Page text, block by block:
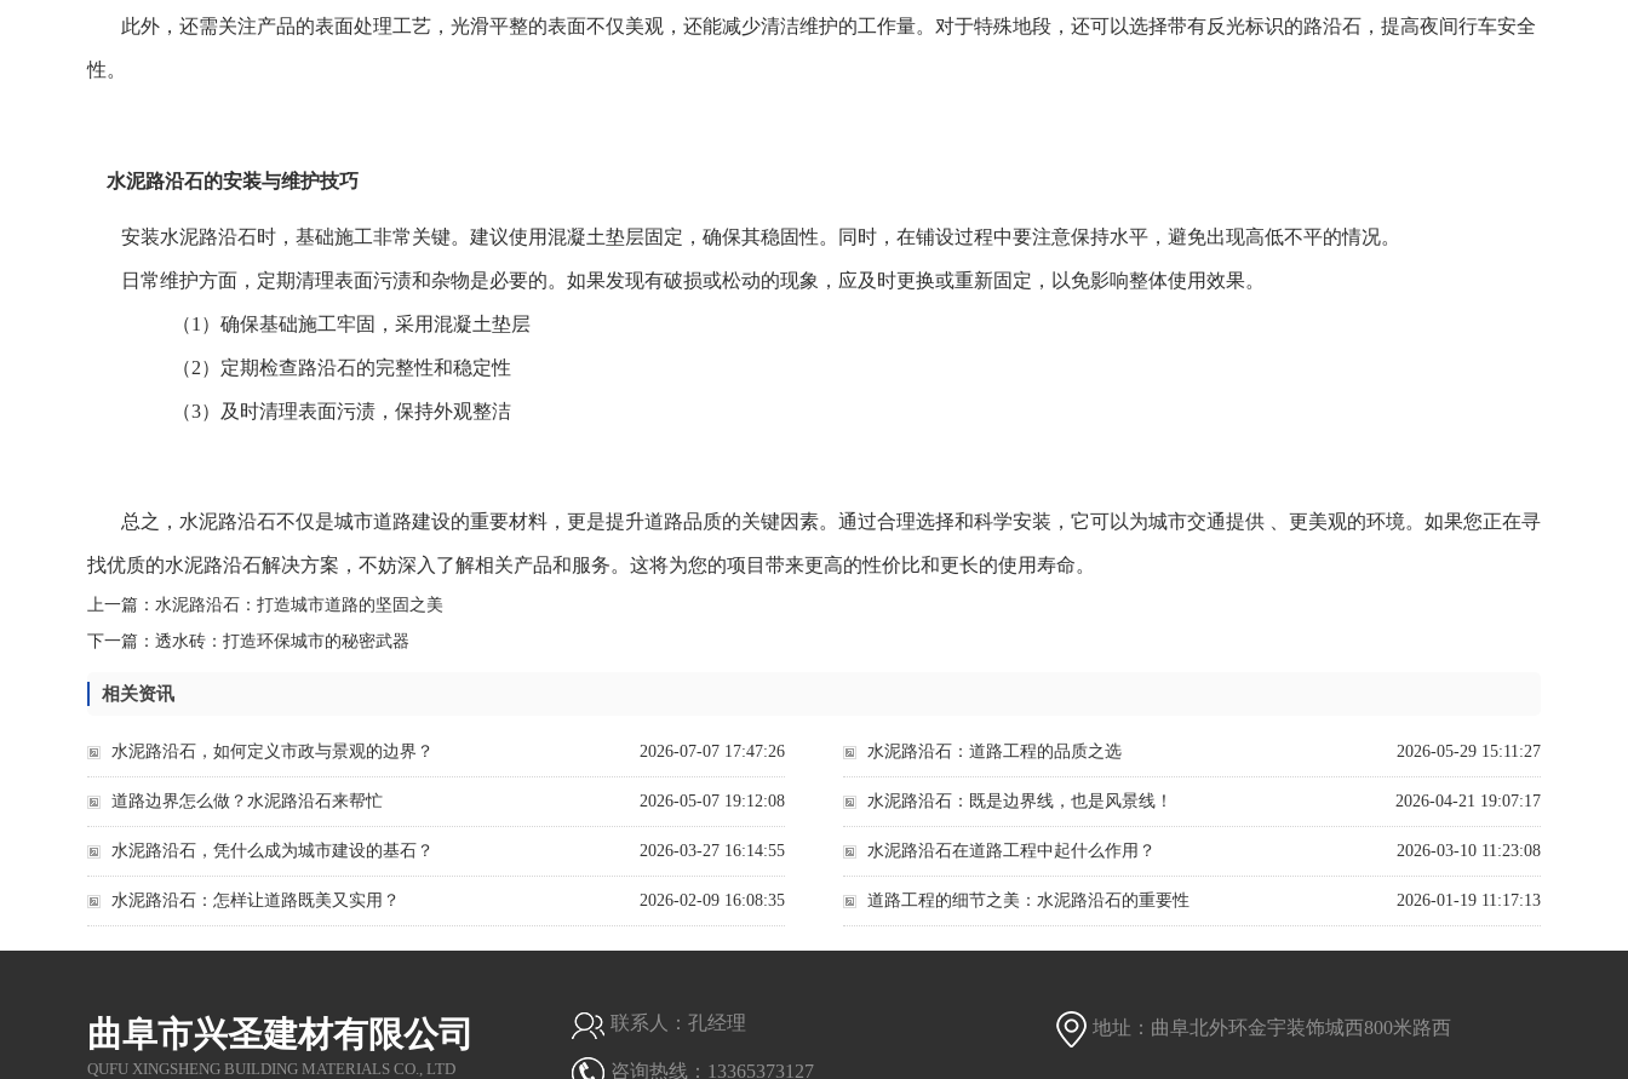
此外，还需关注产品的表面处理工艺，光滑平整的表面不仅美观，还能减少清洁维护的工作量。对于特殊地段，还可以选择带有反光标识的路沿石，提高夜间行车安全
性。
水泥路沿石的安装与维护技巧
安装水泥路沿石时，基础施工非常关键。建议使用混凝土垫层固定，确保其稳固性。同时，在铺设过程中要注意保持水平，避免出现高低不平的情况。
日常维护方面，定期清理表面污渍和杂物是必要的。如果发现有破损或松动的现象，应及时更换或重新固定，以免影响整体使用效果。
（1）确保基础施工牢固，采用混凝土垫层
（2）定期检查路沿石的完整性和稳定性
（3）及时清理表面污渍，保持外观整洁
总之，水泥路沿石不仅是城市道路建设的重要材料，更是提升道路品质的关键因素。通过合理选择和科学安装，它可以为城市交通提供 、更美观的环境。 如果您正在寻
找优质的水泥路沿石解决方案，不妨深入了解相关产品和服务。这将为您的项目带来更高的性价比和更长的使用寿命。
上一篇： 水泥路沿石：打造城市道路的坚固之美
下一篇： 透水砖：打造环保城市的秘密武器
相关资讯
2026-07-07 17:47:26
水泥路沿石，如何定义市政与景观的边界？ 2026-05-29 15:11:27
水泥路沿石：道路工程的品质之选
2026-05-07 19:12:08
道路边界怎么做？水泥路沿石来帮忙 2026-04-21 19:07:17
水泥路沿石：既是边界线，也是风景线！
2026-03-27 16:14:55
水泥路沿石，凭什么成为城市建设的基石？ 2026-03-10 11:23:08
水泥路沿石在道路工程中起什么作用？
2026-02-09 16:08:35
水泥路沿石：怎样让道路既美又实用？ 2026-01-19 11:17:13
道路工程的细节之美：水泥路沿石的重要性
曲阜市兴圣建材有限公司
QUFU XINGSHENG BUILDING MATERIALS CO., LTD
联系人：孔经理
咨询热线：13365373127
地址：曲阜北外环金宇装饰城西800米路西